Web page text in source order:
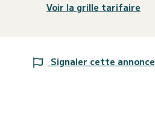
Voir la grille tarifaire
Signaler cette annonce